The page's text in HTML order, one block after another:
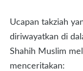
Ucapan takziah
diriwayatkan di
Shahih Muslim
menceritakan: